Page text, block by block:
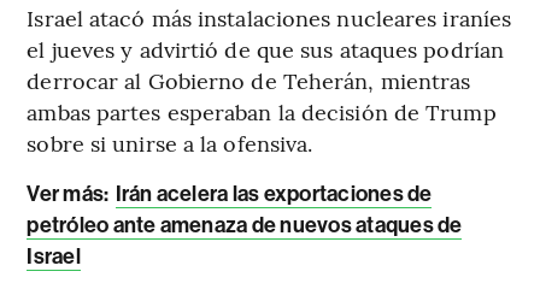
Israel atacó más instalaciones nucleares iraníes
el jueves y advirtió de que sus ataques podrían
derrocar al Gobierno de Teherán, mientras
ambas partes esperaban la decisión de Trump
sobre si unirse a la ofensiva.
Ver más: Irán acelera las exportaciones de
petróleo ante amenaza de nuevos ataques de
Israel